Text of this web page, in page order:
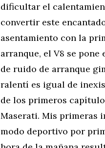
dificultar el
convertir este
asentamiento con la
arranque, el V8 se
de ruido de arranque
ralentí es igual de
de los primeros
Maserati. Mis primeras
modo deportivo por